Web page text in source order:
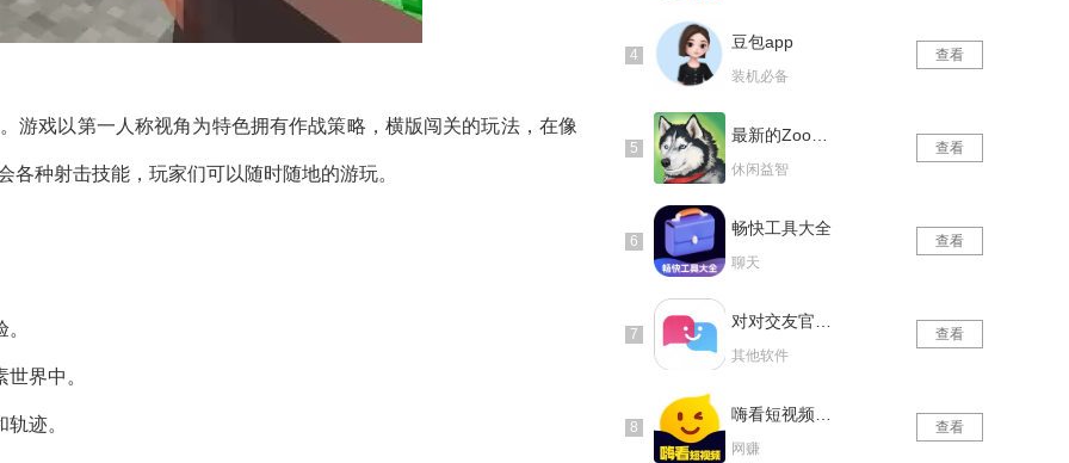
游戏以第一人称视角为特色拥有作战策略，横版闯关的玩法，在像
种射击技能，玩家们可以随时随地的游玩。
界中。
迹。
豆包app
装机必备
查看
休闲益智
查看
畅快工具大全
聊天
查看
其他软件
查看
网赚
查看